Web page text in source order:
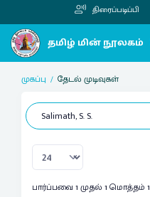
திரைப்படிப்பி
முகப்பு தேடல் முடிவுகள்
பார்ப்பவை 1 முதல் 1 மொத்தம் 1